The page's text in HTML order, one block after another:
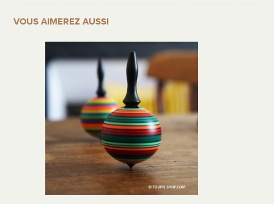
VOUS AIMEREZ AUSSI